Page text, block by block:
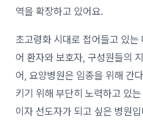
역을 확장하고 있어요.
초고령화 시대로 접어들고 있는
어 환자와 보호자, 구성원들의
어, 요양병원은 임종을 위해 간
키기 위해 부단히 노력하고 있
이자 선도자가 되고 싶은 병원